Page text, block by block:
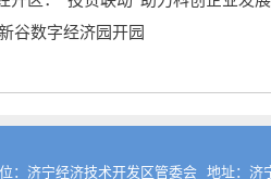
谷数字经济园开园
：济宁经济技术开发区管委会 地址：